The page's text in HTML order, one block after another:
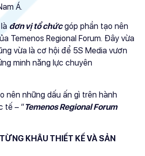
Á.
đơn vị tổ chứcgóp phần tạo nên
Temenos Regional Forum. Đây vừa
vừa là cơ hội để 5S Media vươn
minh năng lực chuyên
nên những dấu ấn gì trên hành
tế – “Temenos Regional Forum
KHÂU THIẾT KẾ VÀ SẢN